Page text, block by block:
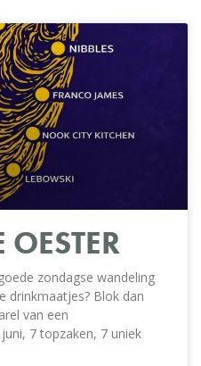
OESTER
zondagse wandeling
drinkmaatjes? Blok dan
van een
7 topzaken, 7 uniek